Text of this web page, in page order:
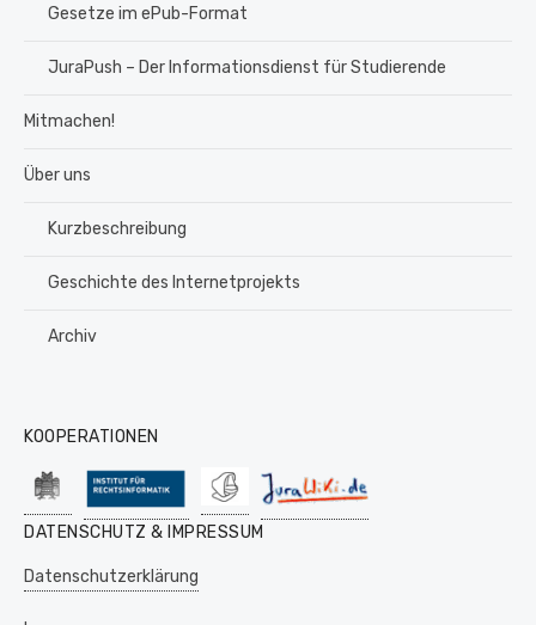
Gesetze im ePub-Format
JuraPush – Der Informationsdienst für Studierende
Mitmachen!
Über uns
Kurzbeschreibung
Geschichte des Internetprojekts
Archiv
KOOPERATIONEN
DATENSCHUTZ & IMPRESSUM
Datenschutzerklärung